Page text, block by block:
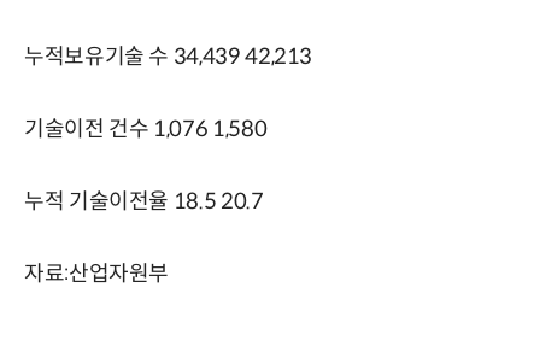
누적보유기술 수 34,439 42,213
기술이전 건수 1,076 1,580
누적 기술이전율 18.5 20.7
자료:산업자원부